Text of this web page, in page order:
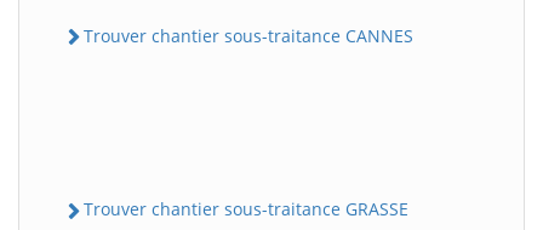
Trouver chantier sous-traitance CANNES
Trouver chantier sous-traitance GRASSE